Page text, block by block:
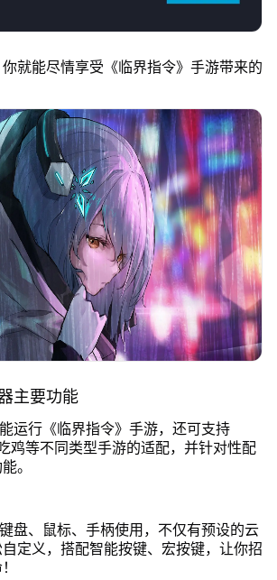
就能尽情享受《临界指令》手游带来的
主要功能
运行《临界指令》手游，还可支持
鸡等不同类型手游的适配，并针对性配
。
盘、鼠标、手柄使用，不仅有预设的云
定义，搭配智能按键、宏按键，让你招